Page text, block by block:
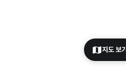
지도 보기